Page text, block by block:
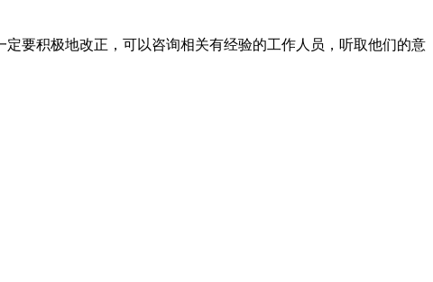
积极地改正，可以咨询相关有经验的工作人员，听取他们的意